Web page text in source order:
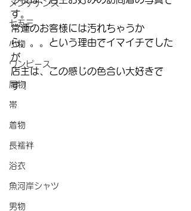
メンテナンス
七五三
小物
ワンピース
履物
帯
着物
長襦袢
浴衣
魚河岸シャツ
男物
す。
常連のお客様には汚れちゃうか
ら。。。という理由でイマイチでした
が
店主は、この感じの色合い大好きで
す！